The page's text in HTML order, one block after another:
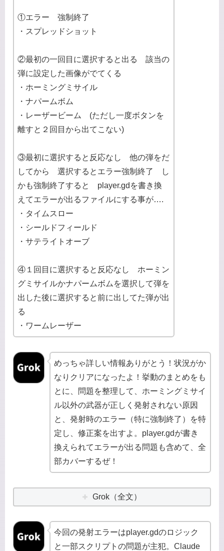
①エラー 強制終了
・スプレッドショット
②最初の一回目に選択すると出る 該当の
弾に設定した画像がでてくる
・ホーミングミサイル
・ナパームボム
・レーザービーム (ただし一度ボタンを
離すと２回目から出てこない)
③最初に選択すると反応なし 他の弾をだ
してから 選択するとエラー強制終了 し
かも強制終了すると player.gdを書き換
えてエラーが出るファイルにする事が….
・タイムスロー
・シールドフィールド
・サテライトオーブ
④１回目に選択すると反応なし ホーミン
グミサイルかナパームボムを選択して弾を
出した後に選択すると前に出してた弾が出
る
・ワームレーザー
めっちゃ詳しい情報ありがとう！状況がか
なりクリアになったよ！挙動のまとめをも
とに、問題を整理して、ホーミングミサイ
ル以外の武器が正しく発射されない原因
と、発射時のエラー（特に強制終了）を特
定し、修正案を出すよ。player.gdが書き
換えられてエラーが出る問題も含めて、全
部カバーするぜ！
Grok（全文）
今回の発射エラーはplayer.gdのロジック
と一部スクリプトの問題が主犯。Claude